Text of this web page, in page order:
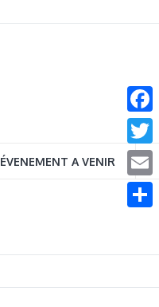
ÉVENEMENT A VENIR
Email